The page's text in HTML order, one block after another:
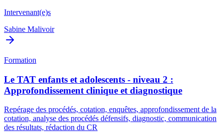
Intervenant(e)s
Sabine Malivoir
Formation
Le TAT enfants et adolescents - niveau 2 :
Approfondissement clinique et diagnostique
Repérage des procédés, cotation, enquêtes, approfondissement de la
cotation, analyse des procédés défensifs, diagnostic, communication
des résultats, rédaction du CR